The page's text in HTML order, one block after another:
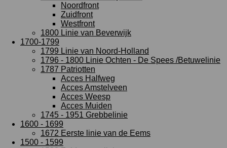
Noordfront
Zuidfront
Westfront
1800 Linie van Beverwijk
1700-1799
1799 Linie van Noord-Holland
1796 - 1800 Linie Ochten - De Spees /Betuwelinie
1787 Patriotten
Acces Halfweg
Acces Amstelveen
Acces Weesp
Acces Muiden
1745 - 1951 Grebbelinie
1600 - 1699
1672 Eerste linie van de Eems
1500 - 1599